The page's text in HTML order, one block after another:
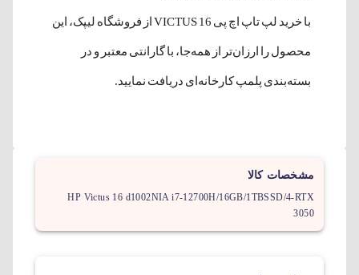
با خرید لپ تاپ اچ پی VICTUS 16 از فروشگاه لیپک، این
محصول را ارزان‌تر از همه‌جا، با گارانتی معتبر و در
بسته‌بندی پلمپ کارخانه‌ای دریافت نمایید.
مشخصات کالا
HP Victus 16 d1002NIA i7-12700H/16GB/1TBSSD/4-RTX
3050